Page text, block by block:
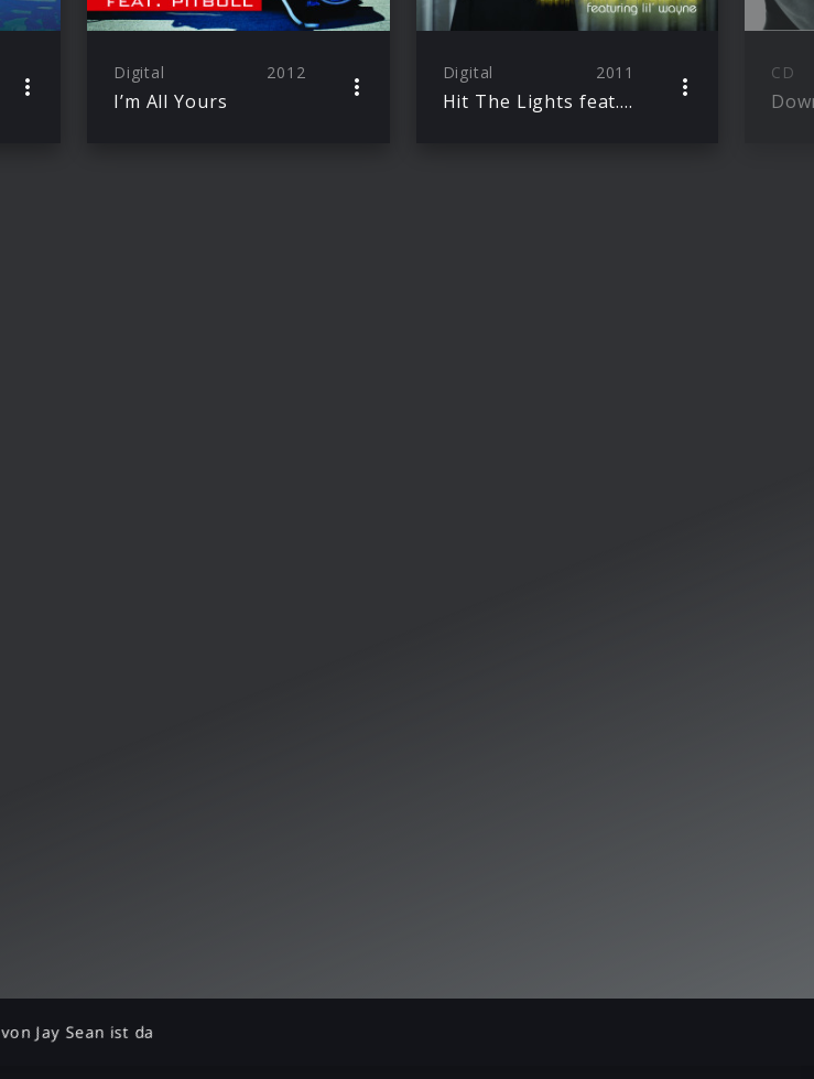
Digital 2012
I’m All Yours
Digital 2011
Hit The Lights feat. Lil Wayne
CD
Jay Sean ist da